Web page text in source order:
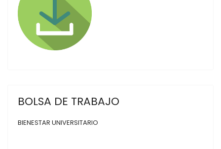
BOLSA DE TRABAJO
BIENESTAR UNIVERSITARIO